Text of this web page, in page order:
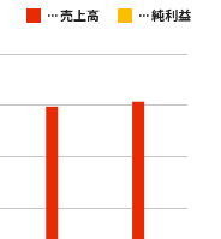
...売上高 ...純利益